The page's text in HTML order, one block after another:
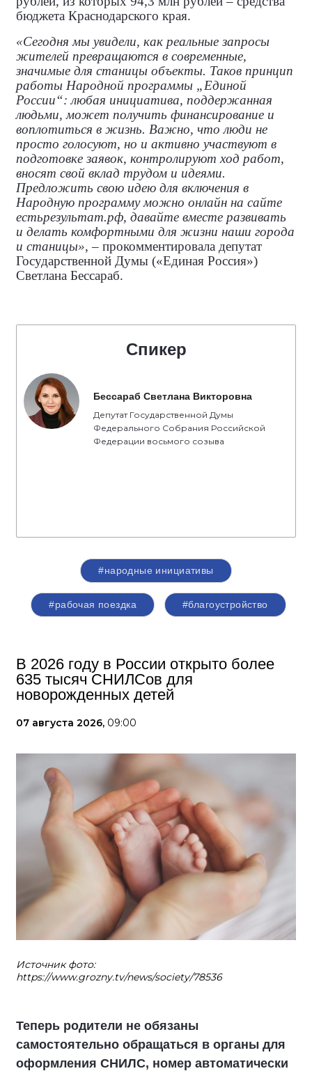
бюджета Краснодарского края.
«Сегодня мы увидели, как реальные запросы
жителей превращаются в современные,
значимые для станицы объекты. Таков принцип
работы Народной программы „Единой
России“: любая инициатива, поддержанная
людьми, может получить финансирование и
воплотиться в жизнь. Важно, что люди не
просто голосуют, но и активно участвуют в
подготовке заявок, контролируют ход работ,
вносят свой вклад трудом и идеями.
Предложить свою идею для включения в
Народную программу можно онлайн на сайте
естьрезультат.рф, давайте вместе развивать
и делать комфортными для жизни наши города
и станицы», – прокомментировала депутат
Государственной Думы («Единая Россия»)
Светлана Бессараб.
Спикер
Бессараб Светлана Викторовна
Депутат Государственной Думы
Федерального Собрания Российской
Федерации восьмого созыва
#народные инициативы
#рабочая поездка #благоустройство
В 2026 году в России открыто более
635 тысяч СНИЛСов для
новорожденных детей
07 августа 2026, 09:00
Источник фото:
https://www.grozny.tv/news/society/78536
Теперь родители не обязаны
самостоятельно обращаться в органы для
оформления СНИЛС, номер автоматически